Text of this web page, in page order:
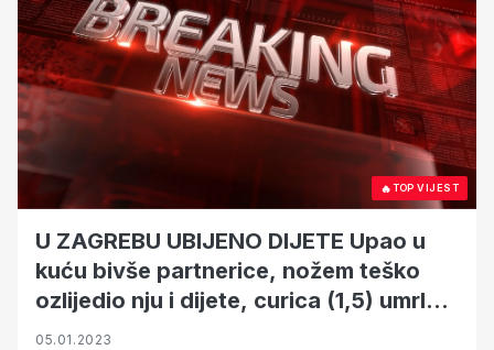
🔥TOP VIJEST
U ZAGREBU UBIJENO DIJETE Upao u
kuću bivše partnerice, nožem teško
ozlijedio nju i dijete, curica (1,5) umrla u
bolnici
05.01.2023